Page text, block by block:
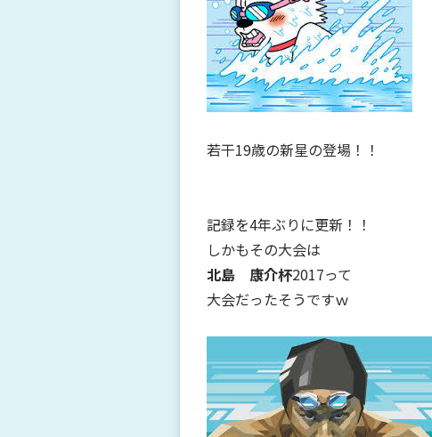
若干19歳の新星の登場！！
記録を4年ぶりに更新！！
しかもその大会は
北島 康介杯2017って
大会だったそうですｗ